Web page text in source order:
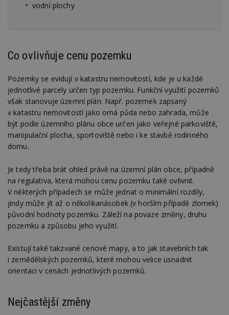
vodní plochy
Co ovlivňuje cenu pozemku
Pozemky se evidují v katastru nemovitostí, kde je u každé
jednotlivé parcely určen typ pozemku. Funkční využití pozemků
však stanovuje územní plán. Např. pozemek zapsaný
v katastru nemovitostí jako orná půda nebo zahrada, může
být podle územního plánu obce určen jako veřejné parkoviště,
manipulační plocha, sportoviště nebo i ke stavbě rodinného
domu.
Je tedy třeba brát ohled právě na územní plán obce, případně
na regulativa, která mohou cenu pozemku také ovlivnit.
V některých případech se může jednat o minimální rozdíly,
jindy může jít až o několikanásobek (v horším případě zlomek)
původní hodnoty pozemku. Záleží na povaze změny, druhu
pozemku a způsobu jeho využití.
Existují také takzvané cenové mapy, a to jak stavebních tak
i zemědělských pozemků, které mohou velice usnadnit
orientaci v cenách jednotlivých pozemků.
Nejčastější změny